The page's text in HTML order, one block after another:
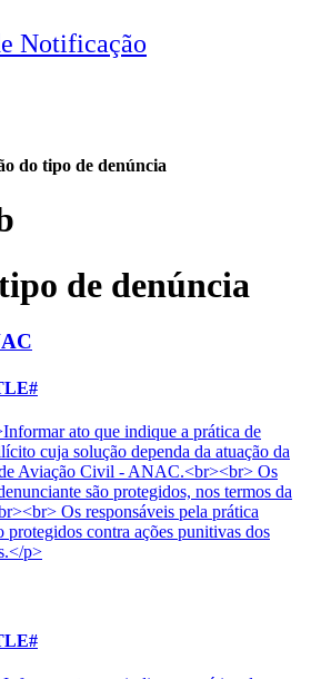
Notificação
do tipo de denúncia
de denúncia
ato que indique a prática de
cuja solução dependa da atuação da
Aviação Civil - ANAC.<br><br> Os
são protegidos, nos termos da
Os responsáveis pela prática
protegidos contra ações punitivas dos
p>